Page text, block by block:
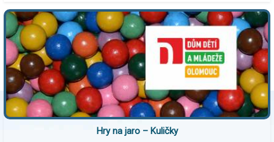
Hry na jaro – Kuličky